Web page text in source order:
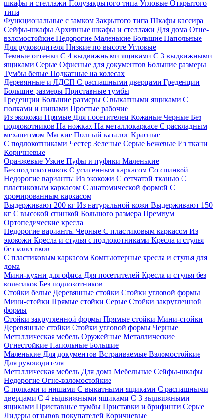
шкафы и стеллажи Полузакрытого типа Угловые Открытого
типа
Функциональные с замком Закрытого типа Шкафы кассира
Сейфы-шкафы Архивные шкафы и стеллажи Для дома Огне-
взломостойкие Недорогие Маленькие Большие Напольные
Для руководителя Низкие по высоте Угловые
Темные оттенки С 4 выдвижными ящиками С 3 выдвижными
ящиками Серые Офисные для документов Большие размеры
Тумбы белые Подкатные на колесах
Деревянные и ЛДСП С распашными дверцами Греденции
Большие размеры Приставные тумбы
Греденции Большие размеры С выкатными ящиками С
полками и нишами Простые рабочие
Из экокожи Прямые Для посетителей Кожаные Черные Без
подлокотников На ножках На металлокаркасе С раскладным
механизмом Мягкие Полный каталог Красные
С подлокотниками Честер Зеленые Серые Бежевые Из ткани
Коричневые
Оранжевые Узкие Пуфы и пуфики Маленькие
Без подлокотников С усиленным каркасом Со спинкой
Недорогие варианты Из экокожи С сетчатой тканью С
пластиковым каркасом С анатомической формой С
хромированным каркасом
Выдерживают 200 кг Из натуральной кожи Выдерживают 150
кг С высокой спинкой Большого размера Премиум
Ортопедические кресла
Недорогие варианты Черные С пластиковым каркасом Из
экокожи Кресла и стулья с подлокотниками Кресла и стулья
без колесиков
С пластиковым каркасом Компьютерные кресла и стулья для
дома
Мини-кухни для офиса Для посетителей Кресла и стулья без
колесиков Без подлокотников
Стойки белые Деревянные стойки Стойки угловой формы
Мини-стойки Прямые стойки Серые Стойки закругленной
формы
Стойки закругленной формы Прямые стойки Мини-стойки
Деревянные стойки Стойки угловой формы Черные
Металлическая мебель Оружейные Металлические
Огнестойкие Напольные Большие
Маленькие Для документов Встраиваемые Взломостойкие
Для руководителя
Металлическая мебель Для дома Мебельные Сейфы-шкафы
Недорогие Огне-взломостойкие
С полками и нишами С выкатными ящиками С распашными
дверцами С 4 выдвижными ящиками С 3 выдвижными
ящиками Приставные тумбы Приставки и брифинги Серые
Лидеры отзывов покупателей Коричневые